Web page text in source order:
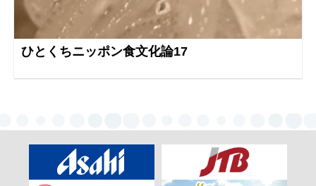
ひとくちニッポン食文化論17